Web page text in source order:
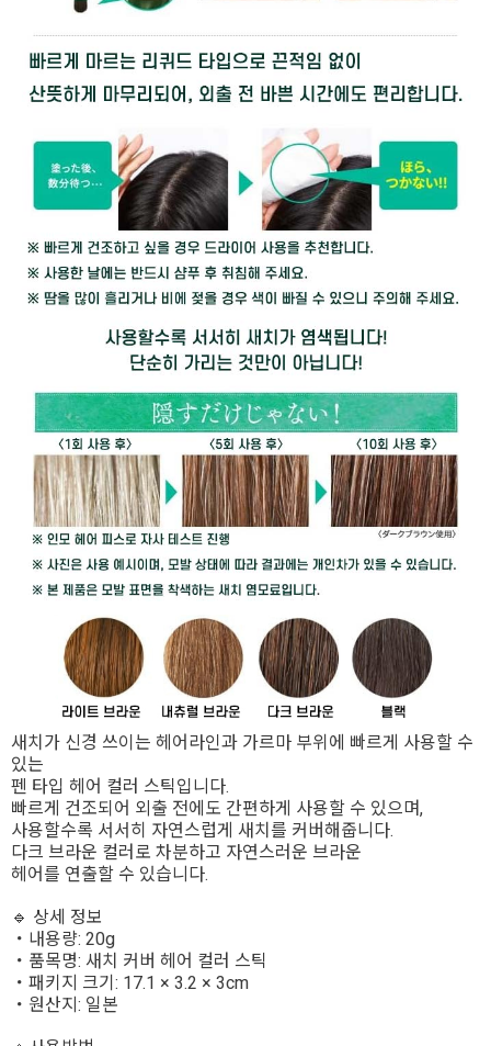
새치가 신경 쓰이는 헤어라인과 가르마 부위에 빠르게 사용할 수
있는
펜 타입 헤어 컬러 스틱입니다.
빠르게 건조되어 외출 전에도 간편하게 사용할 수 있으며,
사용할수록 서서히 자연스럽게 새치를 커버해줍니다.
다크 브라운 컬러로 차분하고 자연스러운 브라운
헤어를 연출할 수 있습니다.
🔹 상세 정보
・내용량: 20g
・품목명: 새치 커버 헤어 컬러 스틱
・패키지 크기: 17.1 × 3.2 × 3cm
・원산지: 일본